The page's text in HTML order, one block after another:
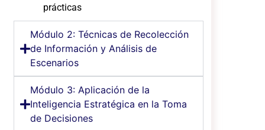
prácticas
Módulo 2: Técnicas de Recolección
de Información y Análisis de
Escenarios
Módulo 3: Aplicación de la
Inteligencia Estratégica en la Toma
de Decisiones